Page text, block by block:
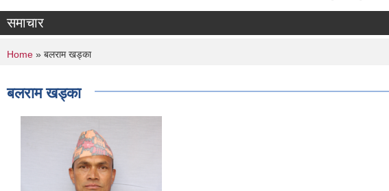
समाचार
You are here
Home » बलराम खड्का
बलराम खड्का